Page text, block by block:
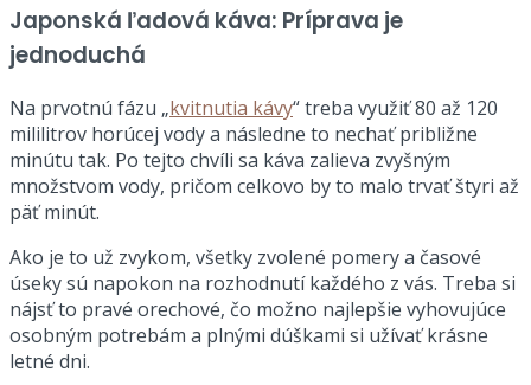
Japonská ľadová káva: Príprava je
jednoduchá
Na prvotnú fázu „kvitnutia kávy“ treba využiť 80 až 120
mililitrov horúcej vody a následne to nechať približne
minútu tak. Po tejto chvíli sa káva zalieva zvyšným
množstvom vody, pričom celkovo by to malo trvať štyri až
päť minút.
Ako je to už zvykom, všetky zvolené pomery a časové
úseky sú napokon na rozhodnutí každého z vás. Treba si
nájsť to pravé orechové, čo možno najlepšie vyhovujúce
osobným potrebám a plnými dúškami si užívať krásne
letné dni.